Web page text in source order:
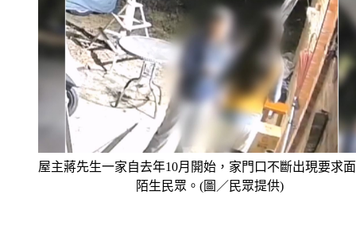
屋主蔣先生一家自去年10月開始，家門口不斷出現要求
陌生民眾。(圖／民眾提供)